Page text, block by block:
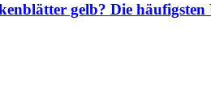
gelb? Die häufigsten